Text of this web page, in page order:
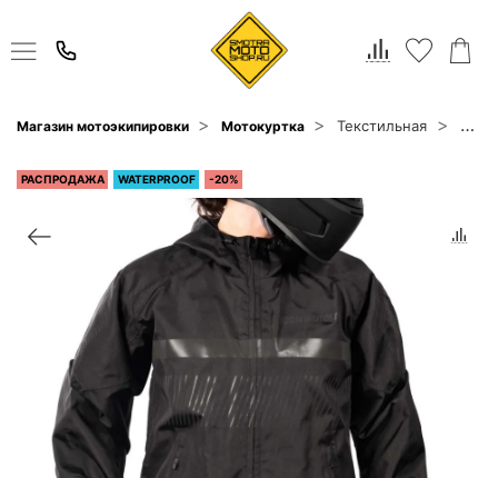
Магазин мотоэкипировки Мотокуртка Текстильная Icon
РАСПРОДАЖА WATERPROOF -20%